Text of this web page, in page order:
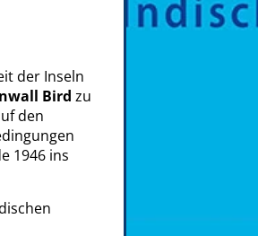
der Inseln
Bird zu
den
1946 ins